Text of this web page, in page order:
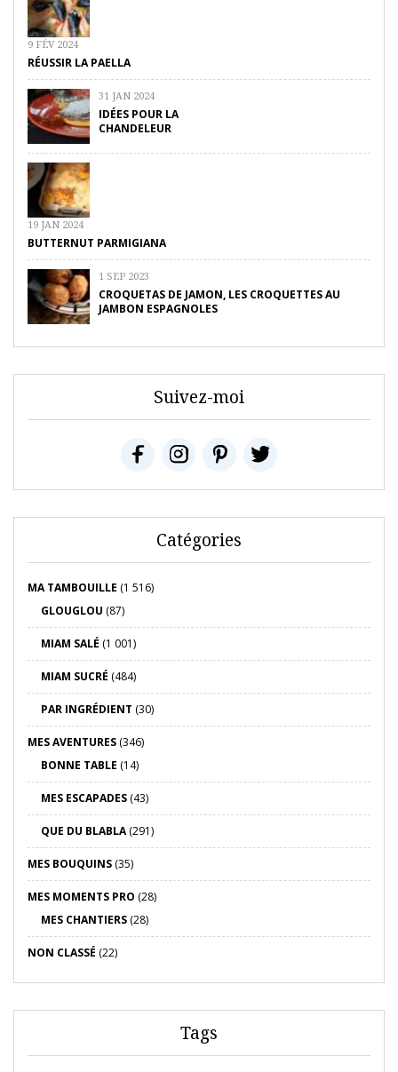
9 FÉV 2024
RÉUSSIR LA PAELLA
31 JAN 2024
IDÉES POUR LA
CHANDELEUR
19 JAN 2024
BUTTERNUT PARMIGIANA
1 SEP 2023
CROQUETAS DE JAMON, LES CROQUETTES AU
JAMBON ESPAGNOLES
Suivez-moi
Catégories
MA TAMBOUILLE (1 516)
GLOUGLOU (87)
MIAM SALÉ (1 001)
MIAM SUCRÉ (484)
PAR INGRÉDIENT (30)
MES AVENTURES (346)
BONNE TABLE (14)
MES ESCAPADES (43)
QUE DU BLABLA(291)
MES BOUQUINS (35)
MES MOMENTS PRO (28)
MES CHANTIERS (28)
NON CLASSÉ (22)
Tags